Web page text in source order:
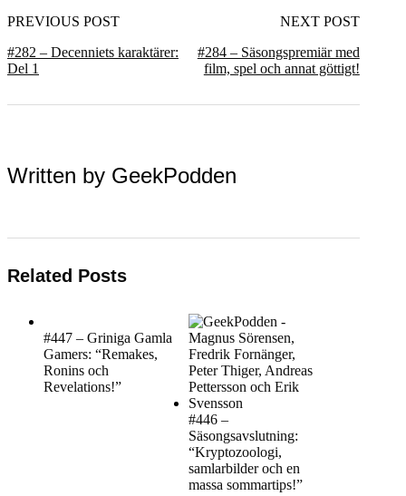
PREVIOUS POST
#282 – Decenniets karaktärer:
Del 1
NEXT POST
#284 – Säsongspremiär med
film, spel och annat göttigt!
Written by GeekPodden
Related Posts
#447 – Griniga Gamla
Gamers: “Remakes,
Ronins och
Revelations!”
#446 –
Säsongsavslutning:
“Kryptozoologi,
samlarbilder och en
massa sommartips!”